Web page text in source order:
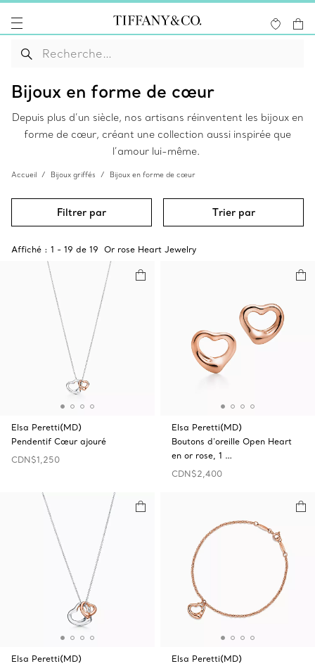
Bijoux en forme de cœur
Depuis plus d’un siècle, nos artisans réinventent les bijoux en
forme de cœur, créant une collection aussi inspirée que
l’amour lui-même.
Accueil Bijoux griffés Bijoux en forme de cœur
Filtrer par Trier par
Affiché : 1 - 19 de 19 Or rose Heart Jewelry
Elsa Peretti(MD)
Pendentif Cœur ajouré
CDN$1,250
Elsa Peretti(MD)
Boutons d’oreille Open‎ Heart
en or rose, 1 …
CDN$2,400
Elsa Peretti(MD)
Elsa Peretti(MD)